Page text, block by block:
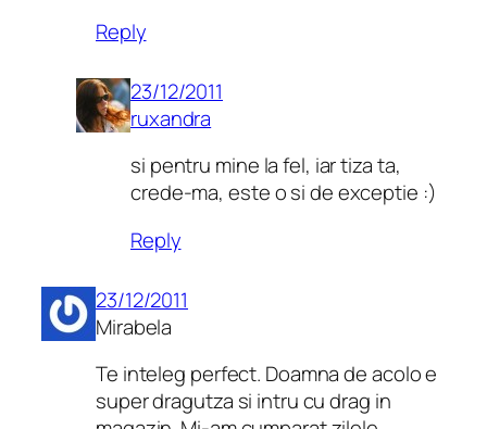
Reply
23/12/2011
ruxandra
si pentru mine la fel, iar tiza ta,
crede-ma, este o si de exceptie :)
Reply
23/12/2011
Mirabela
Te inteleg perfect. Doamna de acolo e
super dragutza si intru cu drag in